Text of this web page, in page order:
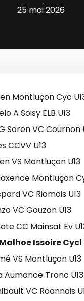
25 mai 2026
Montluçon Cyc
A Soisy ELB U13
Soren VC Cournon
CCVV U13
VS Montluçon U13
Montluçon
VC Riomois U13
VC Gouzon U13
CC Mainsat Ev
Malhoe Issoire Cycl
VS Montluçon U13
Aumance Tronc U13
VC Roannais